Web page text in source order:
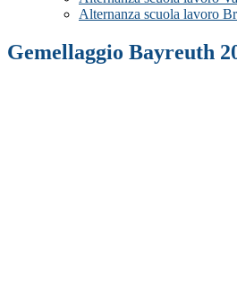
Alternanza scuola lavoro
Gemellaggio Bayreuth